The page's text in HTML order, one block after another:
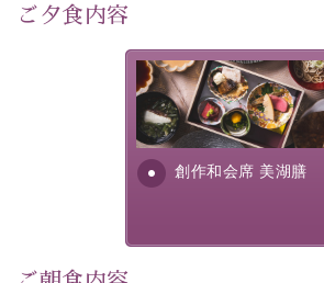
30項目以上からなる独自の衛生・消
---------------------------------------------
・記念写真＆オリジナル【フォトフ
思い出デザートプレート付き
・諏訪大社4社を巡る無料参拝バス（
・館内着をご用意
ご夕食内容
創作和会席 美湖膳
美湖膳とは諏訪の地で特
提供する為に料理長・神
明が考え出した創作和
す。美しい諏訪湖の幸...